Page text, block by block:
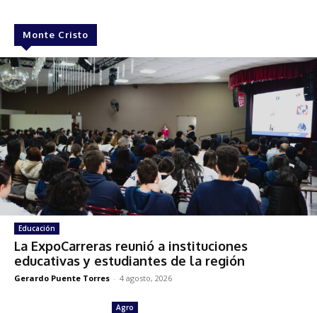
Monte Cristo
Educación
La ExpoCarreras reunió a instituciones
educativas y estudiantes de la región
Gerardo Puente Torres - 4 agosto, 2026
Agro